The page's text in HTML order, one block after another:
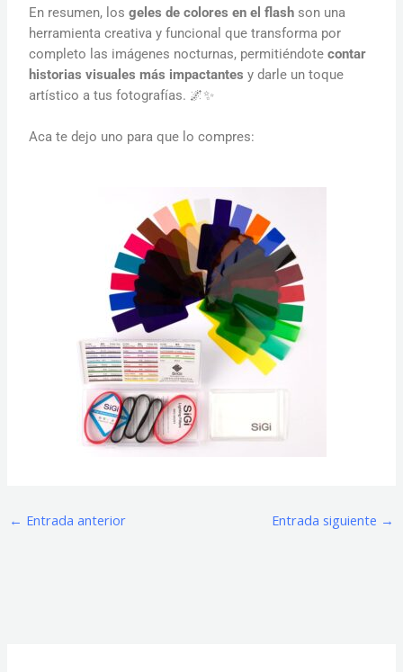
En resumen, losgeles de colores en el flash son una
herramienta creativa y funcional que transforma por
completo las imágenes nocturnas, permitiéndotecontar
historias visuales más impactantes y darle un toque
artístico a tus fotografías. 🌌✨
Aca te dejo uno para que lo compres:
← Entrada anterior Entrada siguiente →